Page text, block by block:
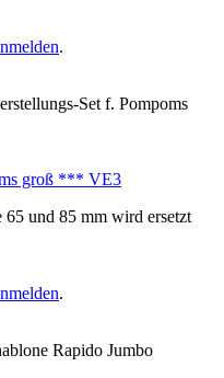
.
groß *** VE3
und 85 mm wird ersetzt
.